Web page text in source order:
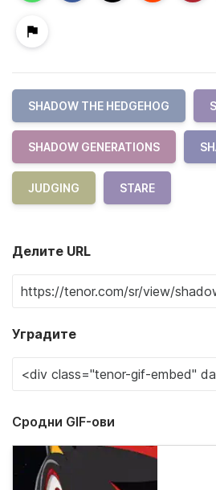
SHADOW THE HEDGEHOG
SHADOW GENERATIONS
JUDGING STARE
Делите URL
Уградите
Сродни GIF-ови